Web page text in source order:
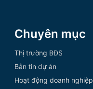
Chuyên mục
Thị trường BĐS
Bản tin dự án
Hoạt động doanh nghiệp